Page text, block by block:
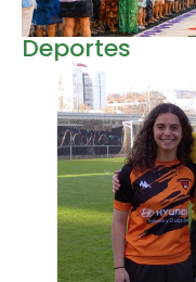
Deportes